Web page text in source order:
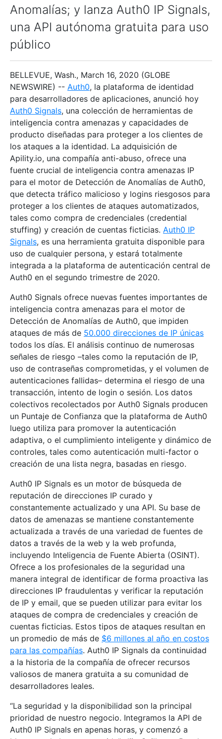
Anomalías; y lanza Auth0 IP Signals,
una API autónoma gratuita para uso
público
BELLEVUE, Wash., March 16, 2020 (GLOBE
NEWSWIRE) -- Auth0, la plataforma de identidad
para desarrolladores de aplicaciones, anunció hoy
Auth0 Signals, una colección de herramientas de
inteligencia contra amenazas y capacidades de
producto diseñadas para proteger a los clientes de
los ataques a la identidad. La adquisición de
Apility.io, una compañía anti-abuso, ofrece una
fuente crucial de inteligencia contra amenazas IP
para el motor de Detección de Anomalías de Auth0,
que detecta tráfico malicioso y logins riesgosos para
proteger a los clientes de ataques automatizados,
tales como compra de credenciales (credential
stuffing) y creación de cuentas ficticias. Auth0 IP
Signals, es una herramienta gratuita disponible para
uso de cualquier persona, y estará totalmente
integrada a la plataforma de autenticación central de
Auth0 en el segundo trimestre de 2020.
Auth0 Signals ofrece nuevas fuentes importantes de
inteligencia contra amenazas para el motor de
Detección de Anomalías de Auth0, que impiden
ataques de más de 50.000 direcciones de IP únicas
todos los días. El análisis continuo de numerosas
señales de riesgo –tales como la reputación de IP,
uso de contraseñas comprometidas, y el volumen de
autenticaciones fallidas– determina el riesgo de una
transacción, intento de login o sesión. Los datos
colectivos recolectados por Auth0 Signals producen
un Puntaje de Confianza que la plataforma de Auth0
luego utiliza para promover la autenticación
adaptiva, o el cumplimiento inteligente y dinámico de
controles, tales como autenticación multi-factor o
creación de una lista negra, basadas en riesgo.
Auth0 IP Signals es un motor de búsqueda de
reputación de direcciones IP curado y
constantemente actualizado y una API. Su base de
datos de amenazas se mantiene constantemente
actualizada a través de una variedad de fuentes de
datos a través de la web y la web profunda,
incluyendo Inteligencia de Fuente Abierta (OSINT).
Ofrece a los profesionales de la seguridad una
manera integral de identificar de forma proactiva las
direcciones IP fraudulentas y verificar la reputación
de IP y email, que se pueden utilizar para evitar los
ataques de compra de credenciales y creación de
cuentas ficticias. Estos tipos de ataques resultan en
un promedio de más de $6 millones al año en costos
para las compañías. Auth0 IP Signals da continuidad
a la historia de la compañía de ofrecer recursos
valiosos de manera gratuita a su comunidad de
desarrolladores leales.
“La seguridad y la disponibilidad son la principal
prioridad de nuestro negocio. Integramos la API de
Auth0 IP Signals en apenas horas, y comenzó a